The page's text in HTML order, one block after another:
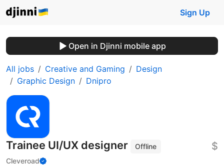
Sign Up
Open in Djinni mobile app
All jobs Creative and Gaming
Design
Graphic Design
Dnipro
Trainee UI/UX designer
Offline
Cleveroad
$